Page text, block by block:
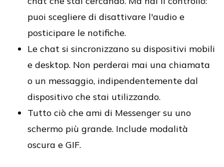
puoi scegliere di disattivare l'audio e
posticipare le notifiche.
Le chat si sincronizzano su dispositivi mobili
e desktop. Non perderai mai una chiamata
o un messaggio, indipendentemente dal
dispositivo che stai utilizzando.
Tutto ciò che ami di Messenger su uno
schermo più grande. Include modalità
oscura e GIF.